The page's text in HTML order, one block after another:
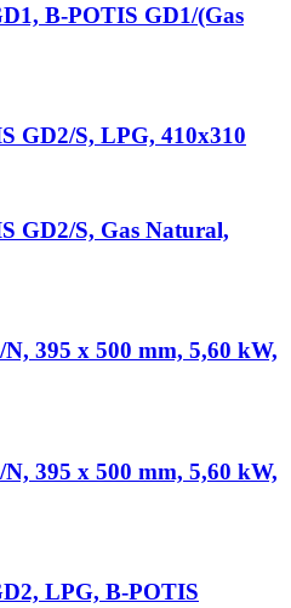
B-POTIS GD1/(Gas
GD2/S, LPG, 410x310
GD2/S, Gas Natural,
395 x 500 mm, 5,60 kW,
395 x 500 mm, 5,60 kW,
LPG, B-POTIS